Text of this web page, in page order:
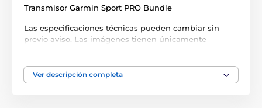
Transmisor Garmin Sport PRO Bundle
Las especificaciones técnicas pueden cambiar sin
previo aviso. Las imágenes tienen únicamente
Ver descripción completa